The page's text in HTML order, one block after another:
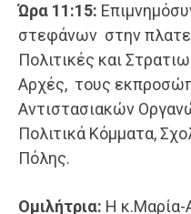
Ώρα 11:15:
στεφάνων στην
Πολιτικές και
Αρχές, τους
Αντιστασιακών
Πολιτικά Κόμματα,
Πόλης.
Ομιλήτρια: Η κ.Μαρία-